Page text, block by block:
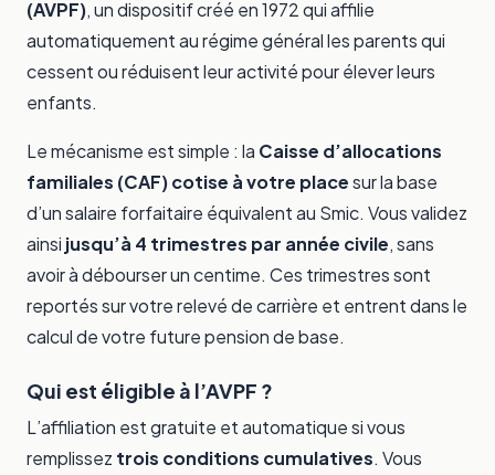
(AVPF), un dispositif créé en 1972 qui affilie
automatiquement au régime général les parents qui
cessent ou réduisent leur activité pour élever leurs
enfants.
Le mécanisme est simple : la Caisse d’allocations
familiales (CAF) cotise à votre placesur la base
d’un salaire forfaitaire équivalent au Smic. Vous validez
ainsi jusqu’à 4 trimestres par année civile, sans
avoir à débourser un centime. Ces trimestres sont
reportés sur votre relevé de carrière et entrent dans le
calcul de votre future pension de base.
Qui est éligible à l’AVPF ?
L’affiliation est gratuite et automatique si vous
remplissez trois conditions cumulatives. Vous